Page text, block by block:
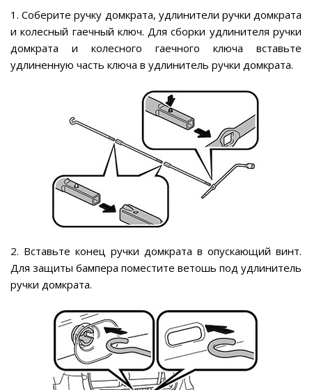
1. Соберите ручку домкрата, удлинители ручки домкрата
и колесный гаечный ключ. Для сборки удлинителя ручки
домкрата и колесного гаечного ключа вставьте
удлиненную часть ключа в удлинитель ручки домкрата.
2. Вставьте конец ручки домкрата в опускающий винт.
Для защиты бампера поместите ветошь под удлинитель
ручки домкрата.